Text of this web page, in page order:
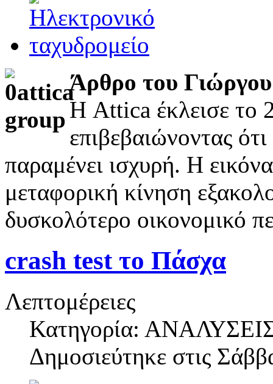
Άρθρο του
Η Attica έκλεισε το
επιβεβαιώνοντας
παραμένει ισχυρή. Η
μεταφορική κίνηση
δυσκολότερο οικονομικό
crash test το Πάσχα
Λεπτομέρειες
Κατηγορία:
Δημοσιεύτηκε στις